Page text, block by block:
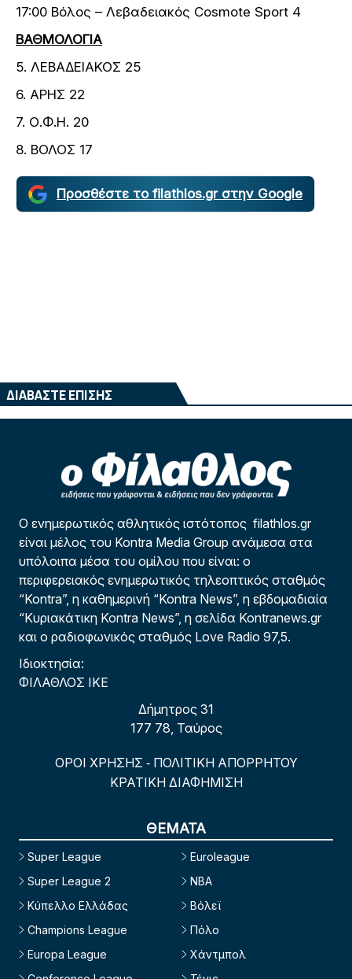
17:00 Βόλος – Λεβαδειακός Cosmote Sport 4
ΒΑΘΜΟΛΟΓΙΑ
5. ΛΕΒΑΔΕΙΑΚΟΣ 25
6. ΑΡΗΣ 22
7. Ο.Φ.Η. 20
8. ΒΟΛΟΣ 17
Προσθέστε το filathlos.gr στην Google
ΔΙΑΒΑΣΤΕ ΕΠΙΣΗΣ
Ο ενημερωτικός αθλητικός ιστότοπος filathlos.gr
είναι μέλος του Kontra Media Group ανάμεσα στα
υπόλοιπα μέσα του ομίλου που είναι: ο
περιφερειακός ενημερωτικός τηλεοπτικός σταθμός
“Kontra”, η καθημερινή “Kontra News”, η εβδομαδιαία
“Κυριακάτικη Kontra News”, η σελίδα Kontranews.gr
και ο ραδιοφωνικός σταθμός Love Radio 97,5.
Ιδιοκτησία:
ΦΙΛΑΘΛΟΣ ΙΚΕ
Δήμητρος 31
177 78, Ταύρος
ΟΡΟΙ ΧΡΗΣΗΣ - ΠΟΛΙΤΙΚΗ ΑΠΟΡΡΗΤΟΥ
ΚΡΑΤΙΚΗ ΔΙΑΦΗΜΙΣΗ
ΘΕΜΑΤΑ
Super League
Super League 2
Κύπελλο Ελλάδας
Champions League
Europa League
Euroleague
NBA
Βόλεϊ
Πόλο
Χάντμπολ